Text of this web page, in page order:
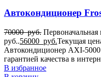
Автокондиционер
70000руб. Первоначальная
руб..56000 руб.Текущая
Автокондиционер AXI-5000
гарантией качества в
В избранное